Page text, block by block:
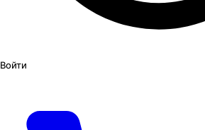
Войти